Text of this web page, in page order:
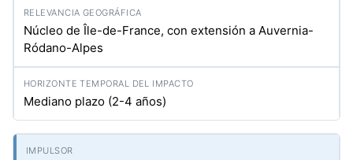
Núcleo de Île-de-France, con extensión a Auvernia-
Ródano-Alpes
Mediano plazo (2-4 años)